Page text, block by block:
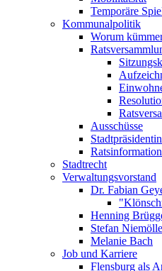
Temporäre
Kommunalpolitik
Worum
Ausschüsse
Stadtrecht
Verwaltungsvorstand
Dr. Fabian
Henning
Stefan
Melanie Bach
Job und Karriere
Flensburg als